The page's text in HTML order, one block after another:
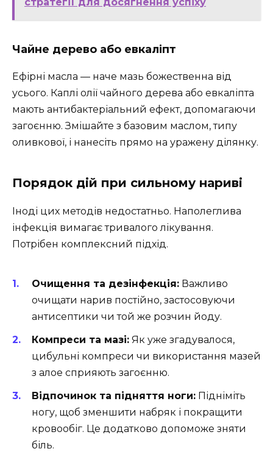
Чайне дерево або евкаліпт
Ефірні масла — наче мазь божественна від
усього. Каплі олії чайного дерева або евкаліпта
мають антибактеріальний ефект, допомагаючи
загоєнню. Змішайте з базовим маслом, типу
оливкової, і нанесіть прямо на уражену ділянку.
Порядок дій при сильному нариві
Іноді цих методів недостатньо. Наполеглива
інфекція вимагає тривалого лікування.
Потрібен комплексний підхід.
Очищення та дезінфекція: Важливо
очищати нарив постійно, застосовуючи
антисептики чи той же розчин йоду.
Компреси та мазі: Як уже згадувалося,
цибульні компреси чи використання мазей
з алое сприяють загоєнню.
Відпочинок та підняття ноги: Підніміть
ногу, щоб зменшити набряк і покращити
кровообіг. Це додатково допоможе зняти
біль.